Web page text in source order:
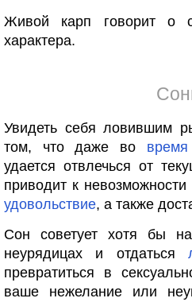
Живой карп говорит о
характера.
Увидеть себя ловившим
том, что даже во время
удается отвлечься от
приводит к
удовольствие, а также
Сон советует хотя бы
неурядицах и отдаться
превратиться в
ваше нежелание или